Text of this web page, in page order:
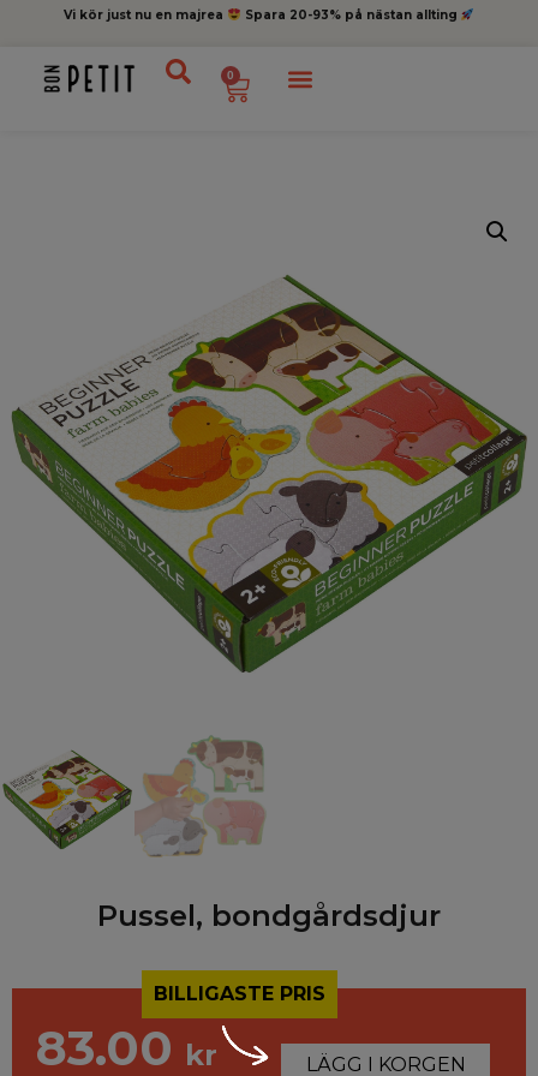
Vi kör just nu en majrea Spara 20-93% på nästan allting
0
Pussel, bondgårdsdjur
BILLIGASTE PRIS
83.00 kr LÄGG I KORGEN